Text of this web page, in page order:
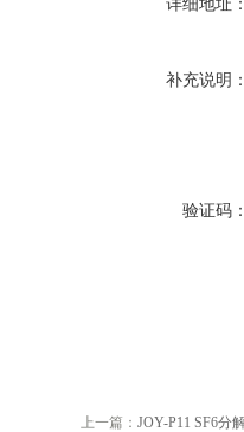
详细地址
补充说明
验证码
上一篇： JOY-P11 SF6分